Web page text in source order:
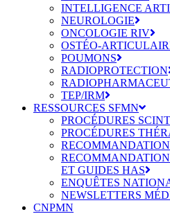
INTELLIGENCE
NEUROLOGIE
ONCOLOGIE RIV
OSTÉO-
POUMONS
RADIOPROTECTION
TEP/IRM
RESSOURCES SFMN
PROCÉDURES
PROCÉDURES
ET GUIDES HAS
ENQUÊTES
NEWSLETTERS
CNPMN